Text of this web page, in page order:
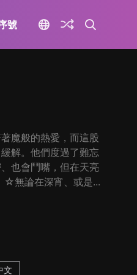
號
魔般的熱愛，而這股
解。他們度過了難忘
也會鬥嘴，但在天亮
☆無論在深宵、或是...
文